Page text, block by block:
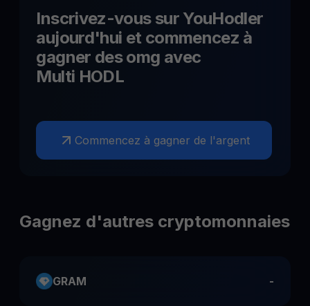
Inscrivez-vous sur YouHodler
aujourd'hui et commencez à
gagner des omg avec
Multi HODL
Commencez à gagner de l'argent
Gagnez d'autres cryptomonnaies
GRAM -